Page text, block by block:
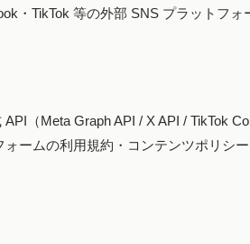
・TikTok 等の外部 SNS プラットフ
（Meta Graph API / X API / TikTok
ームの利用規約・コンテンツポリシ